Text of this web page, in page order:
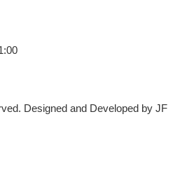
Designed and Developed by JF